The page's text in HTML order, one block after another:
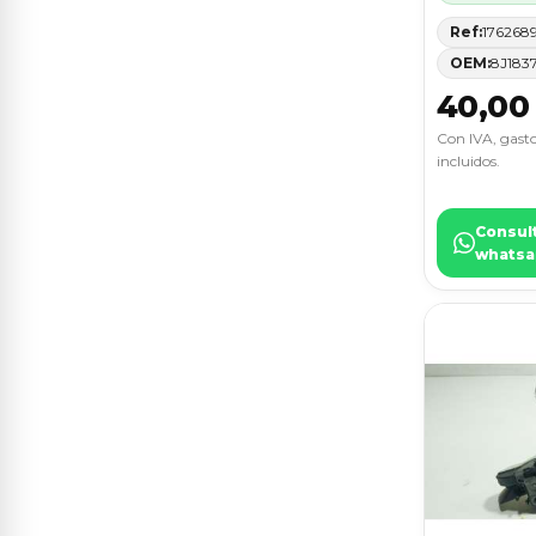
Ref:
OEM:
Con IVA,
incluidos.